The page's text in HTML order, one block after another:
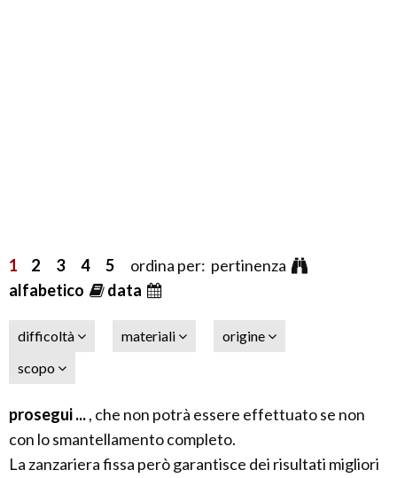
1 2 3 4 5 ordina per: pertinenza
alfabetico
data
difficoltà materiali
origine
scopo
prosegui ..., che non potrà essere effettuato se non
con lo smantellamento completo.
La zanzariera fissa però garantisce dei risultati migliori